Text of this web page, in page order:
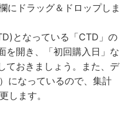
にドラッグ＆ドロップしま
となっている「CTD」の
を開き、「初回購入日」な
ておきましょう。また、デ
になっているので、集計
します。